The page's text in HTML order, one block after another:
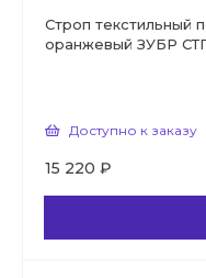
Строп текстильный
оранжевый ЗУБР
Доступно к заказу
15 220 ₽